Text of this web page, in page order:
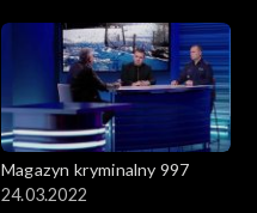
Magazyn kryminalny 997
24.03.2022